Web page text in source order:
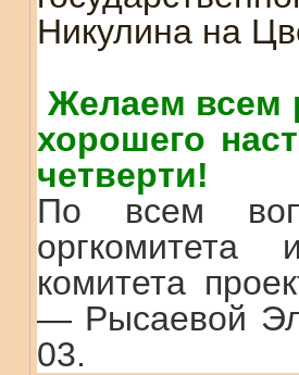
Никулина на
Желаем всем
хорошего
четверти!
По всем
оргкомитета
комитета
— Рысаевой
03.